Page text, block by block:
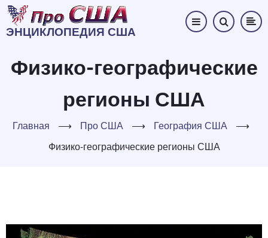
Перейти
основному
ЭНЦИКЛОПЕДИЯ США
Физико-географические
регионы США
Главная ⟶ Про США ⟶ География США
⟶
Физико-географические регионы США